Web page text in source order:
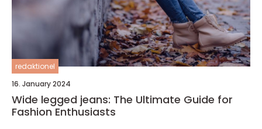
redaktionel
16. January 2024
Wide legged jeans: The Ultimate Guide for
Fashion Enthusiasts